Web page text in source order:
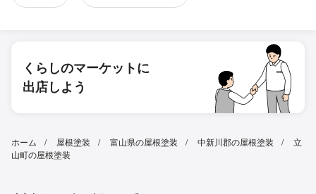
くらしのマーケットに
出店しよう
ホーム 屋根塗装 富山県の屋根塗装 中新川郡の屋根塗装
立
山町の屋根塗装